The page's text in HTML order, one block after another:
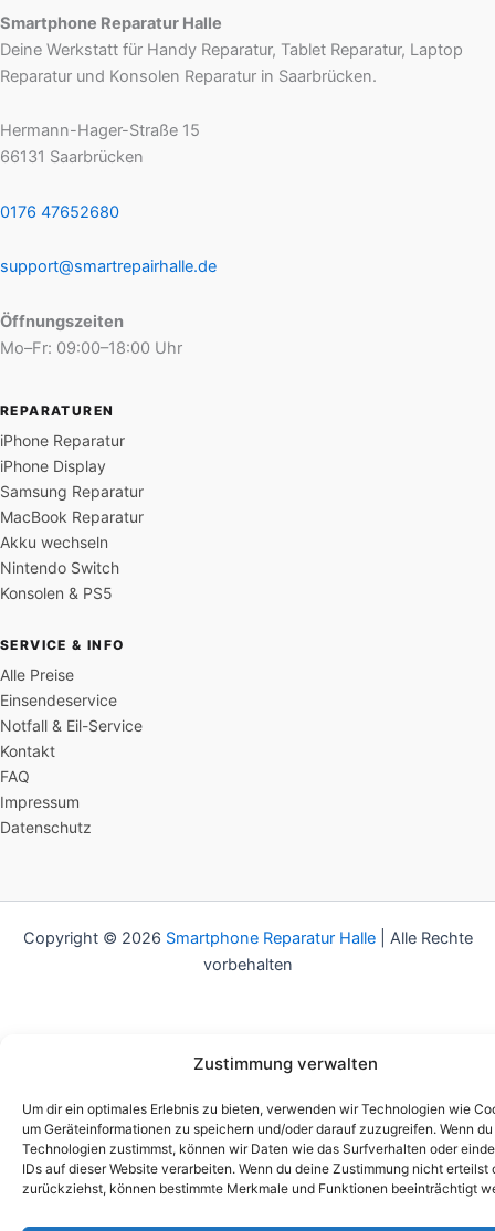
Zustimmung verwalten
Um dir ein optimales Erlebnis zu bieten, verwenden wir Technologien wie
um Geräteinformationen zu speichern und/oder darauf zuzugreifen. Wenn
Technologien zustimmst, können wir Daten wie das Surfverhalten oder
IDs auf dieser Website verarbeiten. Wenn du deine Zustimmung nicht erteilst
zurückziehst, können bestimmte Merkmale und Funktionen beeinträchtigt
Smartphone Reparatur Halle
Deine Werkstatt für Handy Reparatur, Tablet Reparatur, Laptop
Reparatur und Konsolen Reparatur in Saarbrücken.
Hermann-Hager-Straße 15
66131 Saarbrücken
0176 47652680
support@smartrepairhalle.de
Öffnungszeiten
Mo–Fr: 09:00–18:00 Uhr
REPARATUREN
iPhone Reparatur
iPhone Display
Samsung Reparatur
MacBook Reparatur
Akku wechseln
Nintendo Switch
Konsolen & PS5
SERVICE & INFO
Alle Preise
Einsendeservice
Notfall & Eil-Service
Kontakt
FAQ
Impressum
Datenschutz
Copyright © 2026 Smartphone Reparatur Halle| Alle Rechte
vorbehalten